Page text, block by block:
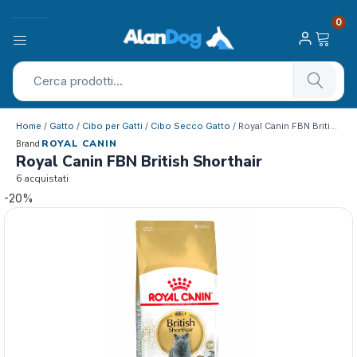
0
Home / Gatto / Cibo per Gatti / Cibo Secco Gatto / Royal Canin FBN British Shorthair
Brand ROYAL CANIN
Royal Canin FBN British Shorthair
6 acquistati
-20%